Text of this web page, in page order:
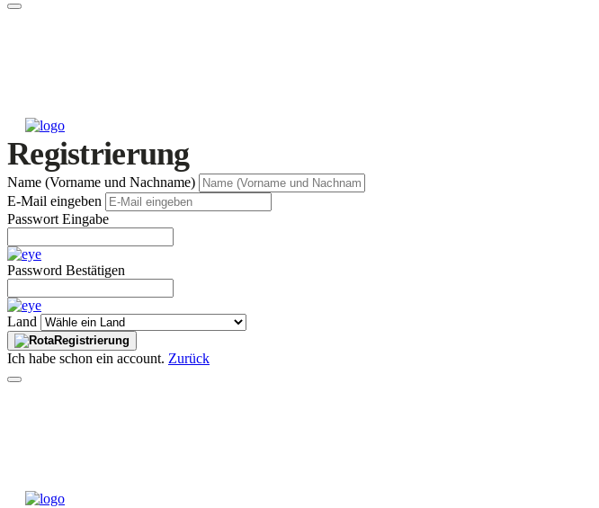
Registrierung
Name (Vorname und Nachname)
E-Mail eingeben
Passwort Eingabe
Password Bestätigen
Land
Registrierung
Ich habe schon ein account. Zurück